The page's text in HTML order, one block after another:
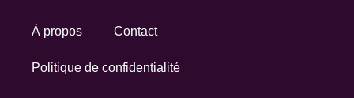
À propos Contact
Politique de confidentialité